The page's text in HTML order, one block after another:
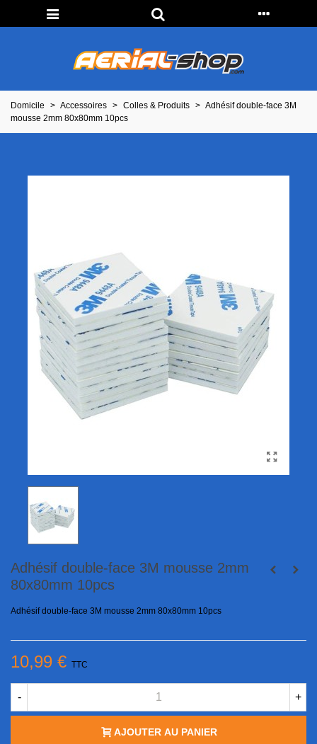
Domicile > Accessoires > Colles & Produits > Adhésif double-face 3M
mousse 2mm 80x80mm 10pcs
Adhésif double-face 3M mousse 2mm
80x80mm 10pcs
Adhésif double-face 3M mousse 2mm 80x80mm 10pcs
10,99 € TTC
- +
AJOUTER AU PANIER